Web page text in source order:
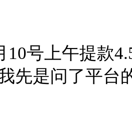
10号上午提款
先是问了平台